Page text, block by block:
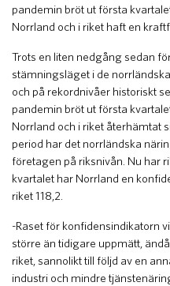
pandemin bröt ut första
Norrland och i riket haft en
Trots en liten nedgång sedan
stämningsläget i de
och på rekordnivåer historiskt
pandemin bröt ut första
Norrland och i riket återhämtat
period har det norrländska
företagen på riksnivån. Nu har
kvartalet har Norrland en
riket 118,2.
-Raset för konfidensindikatorn
större än tidigare uppmätt,
riket, sannolikt till följd av en
industri och mindre